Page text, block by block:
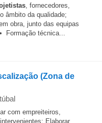
, fornecedores,
âmbito da qualidade;
obra, junto das equipas
Formação técnica...
(Zona de
com empreiteiros,
Elaborar